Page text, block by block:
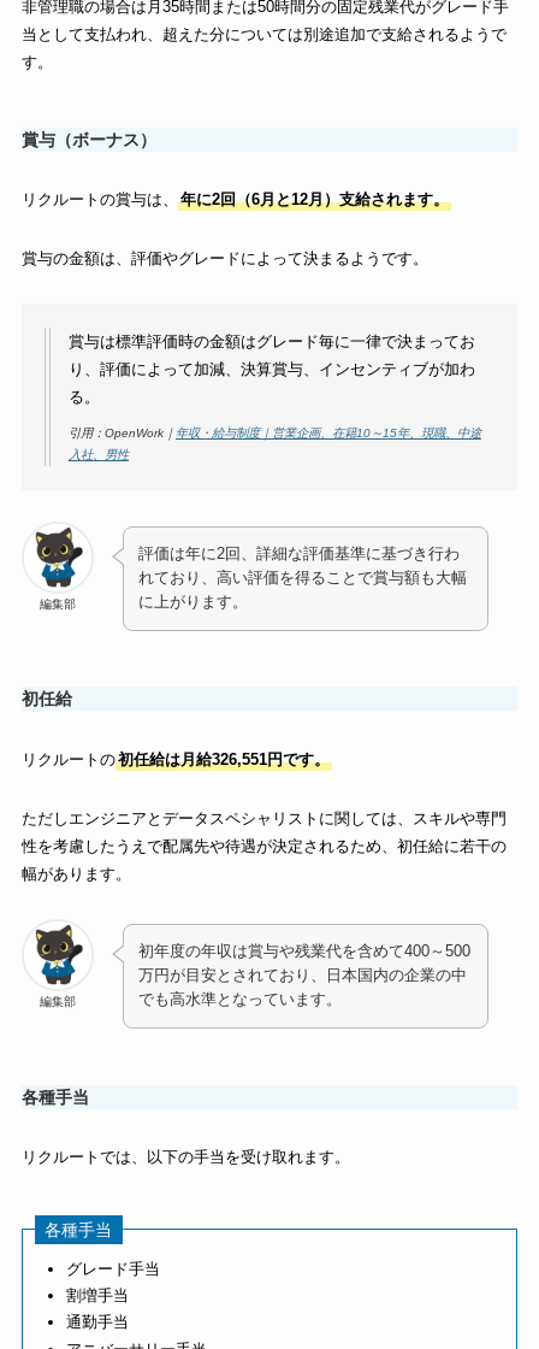
非管理職の場合は月35時間または50時間分の固定残業代がグレード手
当として支払われ、超えた分については別途追加で支給されるようで
す。
賞与（ボーナス）
リクルートの賞与は、 年に2回（6月と12月）支給されます。
賞与の金額は、評価やグレードによって決まるようです。
賞与は標準評価時の金額はグレード毎に一律で決まってお
り、評価によって加減、決算賞与、インセンティブが加わ
る。
引用：OpenWork｜ 年収・給与制度｜営業企画、在籍10～15年、現職、中途
入社、男性
編集部
評価は年に2回、詳細な評価基準に基づき行わ
れており、高い評価を得ることで賞与額も大幅
に上がります。
初任給
リクルートの初任給は月給326,551円です。
ただしエンジニアとデータスペシャリストに関しては、スキルや専門
性を考慮したうえで配属先や待遇が決定されるため、初任給に若干の
幅があります。
編集部
初年度の年収は賞与や残業代を含めて400～500
万円が目安とされており、日本国内の企業の中
でも高水準となっています。
各種手当
リクルートでは、以下の手当を受け取れます。
各種手当
グレード手当
割増手当
通勤手当